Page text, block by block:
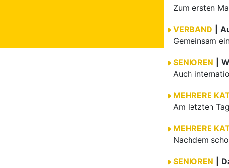
Zum ersten
VERBAND
Gemeinsam
SENIOREN
MEHRERE
MEHRERE
SENIOREN